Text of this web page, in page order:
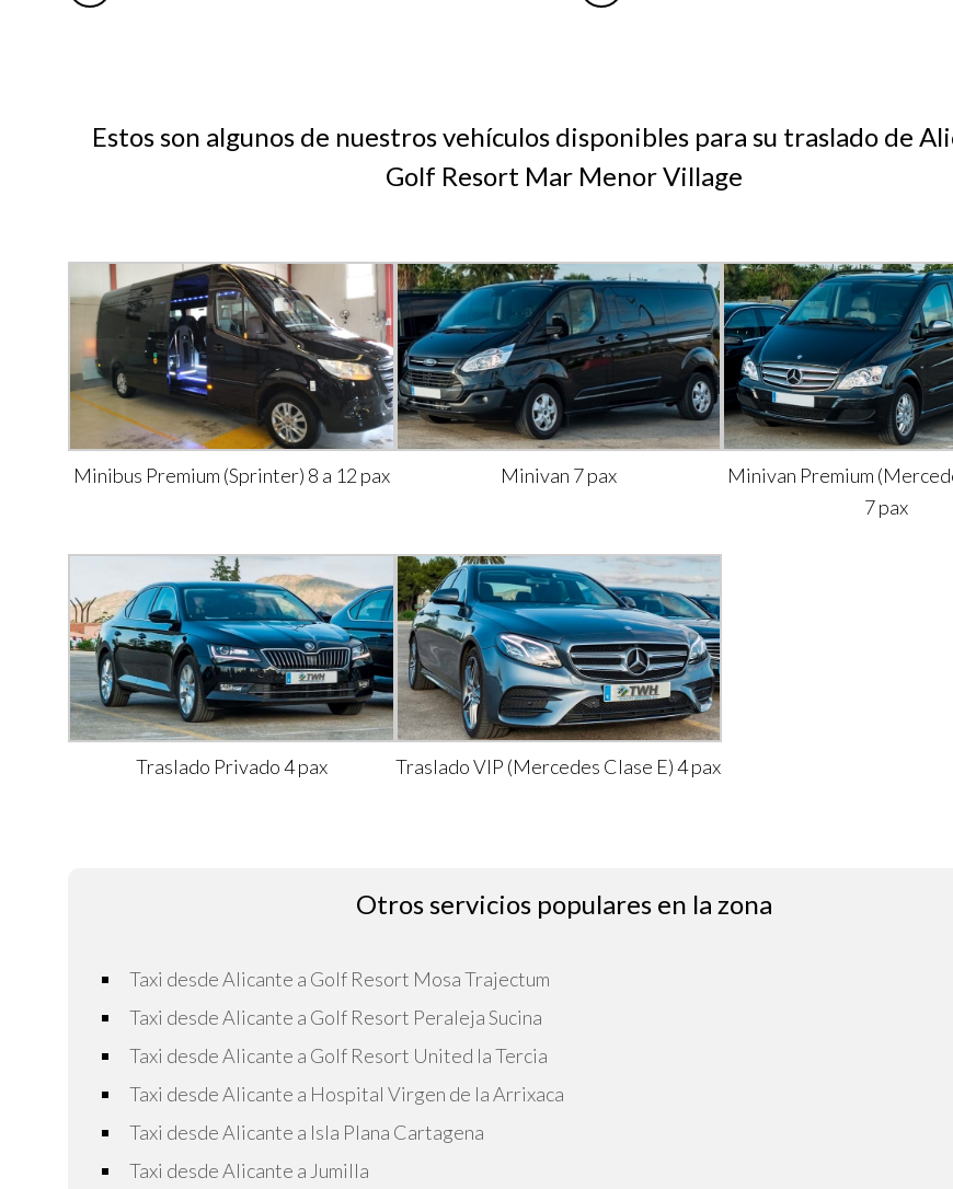
Estos son algunos de nuestros vehículos disponibles para su traslado de
Golf Resort Mar Menor Village
Minibus Premium (Sprinter) 8 a 12 pax Minivan 7 pax
Minivan Premium
7 pax
Traslado Privado 4 pax Traslado VIP (Mercedes Clase E) 4 pax
Otros servicios populares en la zona
Taxi desde Alicante a Golf Resort Mosa Trajectum
Taxi desde Alicante a Golf Resort Peraleja Sucina
Taxi desde Alicante a Golf Resort United la Tercia
Taxi desde Alicante a Hospital Virgen de la Arrixaca
Taxi desde Alicante a Isla Plana Cartagena
Taxi desde Alicante a Jumilla